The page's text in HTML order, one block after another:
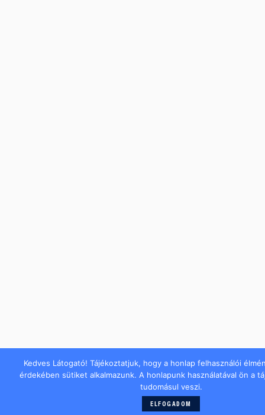
Kedves Látogató! Tájékoztatjuk, hogy a honlap felhasználói
érdekében sütiket alkalmazunk. A honlapunk használatával ön a
tudomásul veszi.
ELFOGADOM